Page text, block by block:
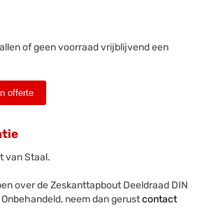
of geen voorraad vrijblijvend een
offerte
van Staal.
over de Zeskanttapbout Deeldraad DIN
neem dan gerustcontact